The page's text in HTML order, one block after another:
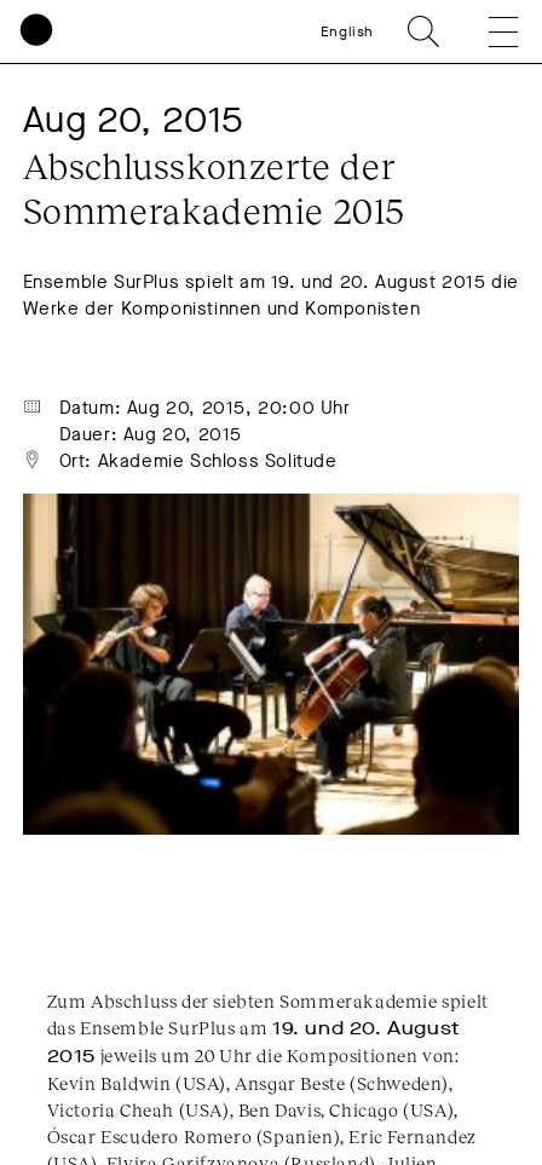
English
Aug 20, 2015
Abschlusskonzerte der
Sommerakademie 2015
Ensemble SurPlus spielt am 19. und 20. August 2015 die
Werke der Komponistinnen und Komponisten
Datum: Aug 20, 2015, 20:00 Uhr
Dauer: Aug 20, 2015
Ort: Akademie Schloss Solitude
Zum Abschluss der siebten Sommerakademie spielt
das Ensemble SurPlus am19. und 20. August
2015 jeweils um 20 Uhr die Kompositionen von:
Kevin Baldwin (USA), Ansgar Beste (Schweden),
Victoria Cheah (USA), Ben Davis, Chicago (USA),
Óscar Escudero Romero (Spanien), Eric Fernandez